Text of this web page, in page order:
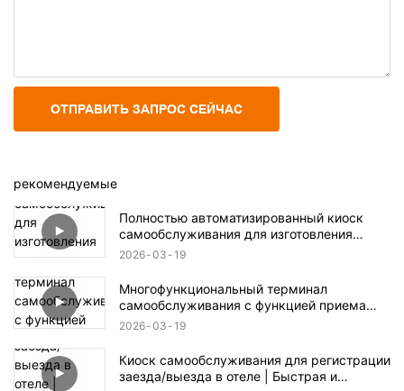
ОТПРАВИТЬ ЗАПРОС СЕЙЧАС
рекомендуемые
Полностью автоматизированный киоск
самообслуживания для изготовления
чехлов для телефонов с индивидуальной
2026 03 19
Многофункциональный терминал
самообслуживания с функцией приема
монет и банкнот.
2026 03 19
Киоск самообслуживания для регистрации
заезда/выезда в отеле | Быстрая и